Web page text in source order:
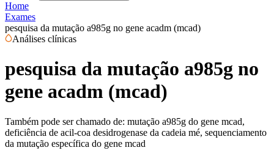
Home
Exames
pesquisa da mutação a985g no gene acadm (mcad)
Análises clínicas
pesquisa da mutação a985g no
gene acadm (mcad)
Também pode ser chamado de: mutação a985g do gene mcad,
deficiência de acil-coa desidrogenase da cadeia mé, sequenciamento
da mutação específica do gene mcad